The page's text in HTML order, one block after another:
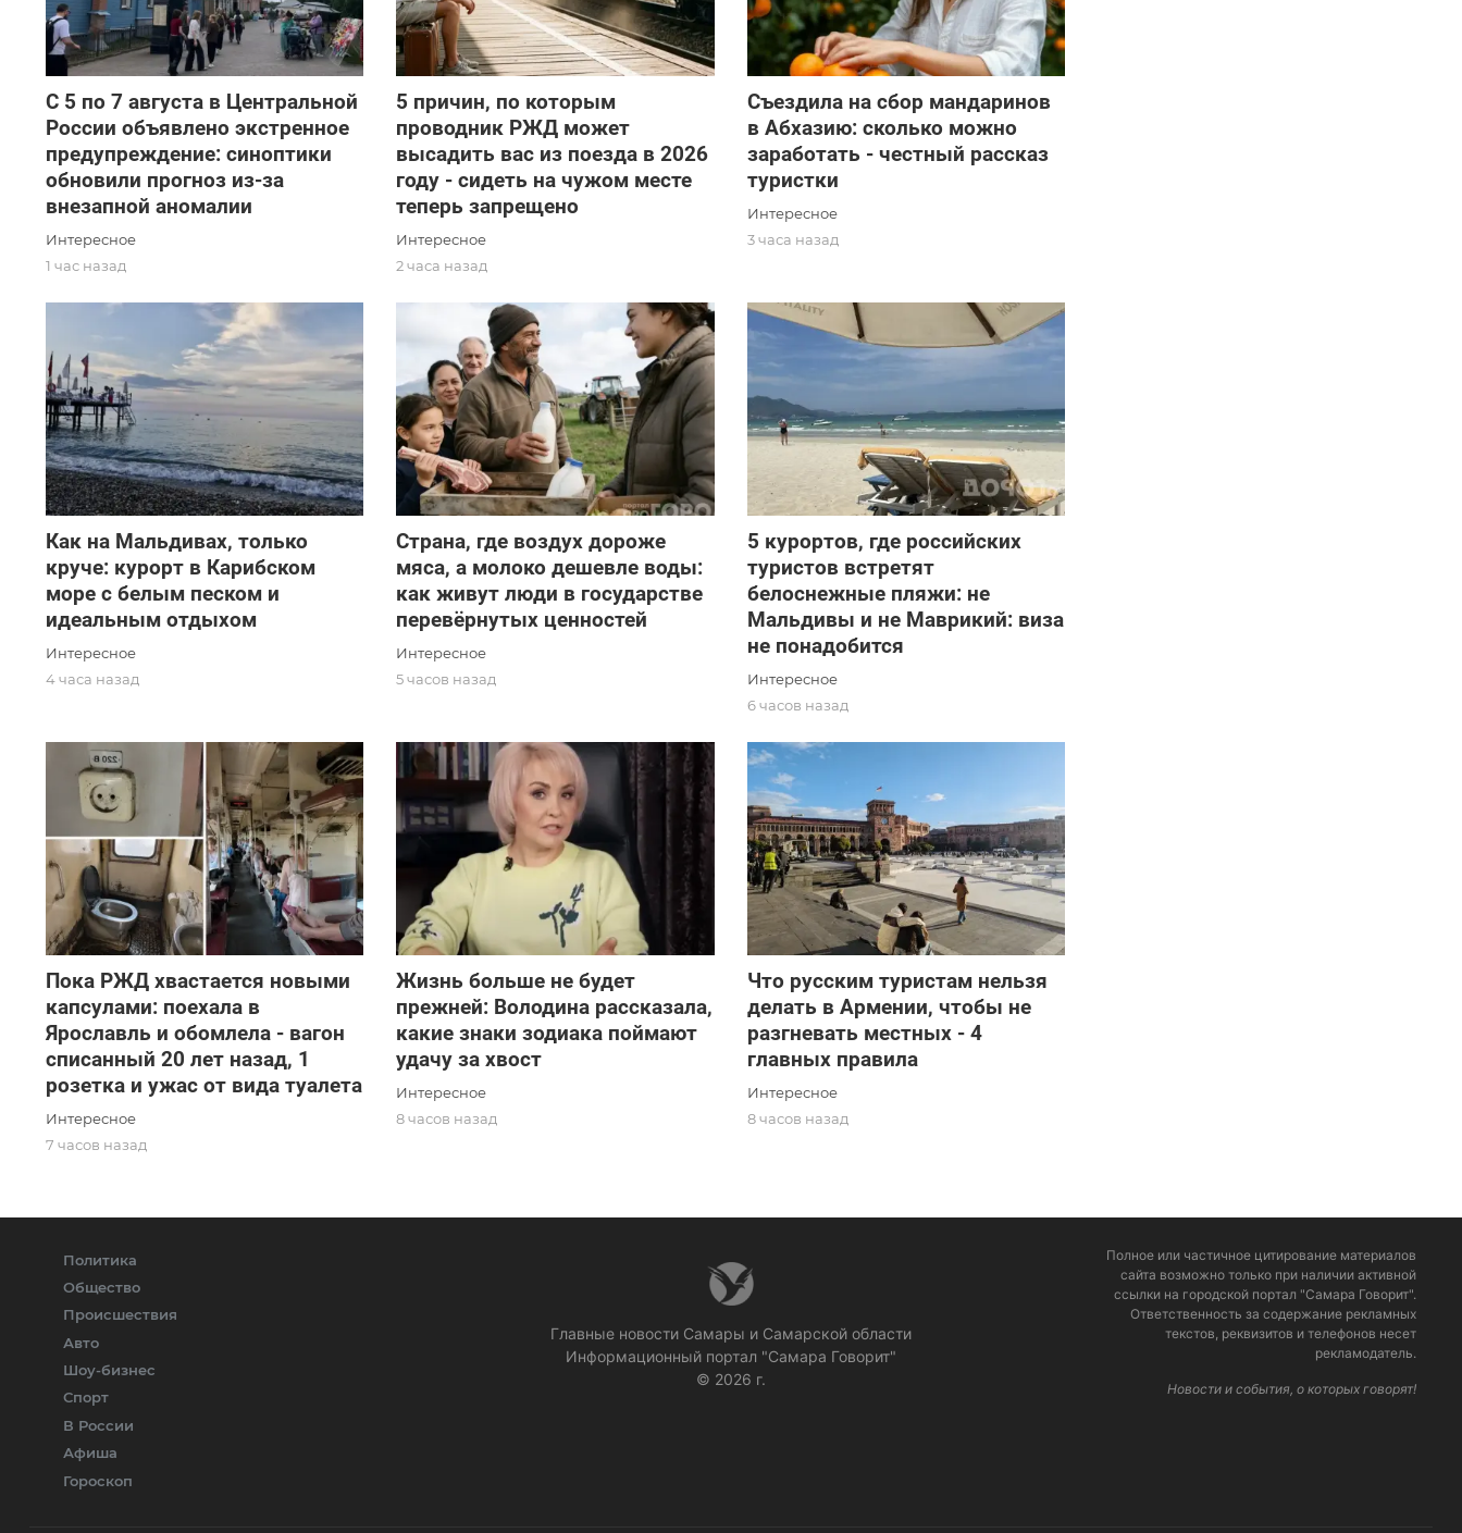
С 5 по 7 августа в Центральной
России объявлено экстренное
предупреждение: синоптики
обновили прогноз из-за
внезапной аномалии
Интересное
1 час назад
5 причин, по которым
проводник РЖД может
высадить вас из поезда в 2026
году - сидеть на чужом месте
теперь запрещено
Интересное
2 часа назад
Съездила на сбор мандаринов
в Абхазию: сколько можно
заработать - честный рассказ
туристки
Интересное
3 часа назад
Как на Мальдивах, только
круче: курорт в Карибском
море с белым песком и
идеальным отдыхом
Интересное
4 часа назад
Страна, где воздух дороже
мяса, а молоко дешевле воды:
как живут люди в государстве
перевёрнутых ценностей
Интересное
5 часов назад
5 курортов, где российских
туристов встретят
белоснежные пляжи: не
Мальдивы и не Маврикий: виза
не понадобится
Интересное
6 часов назад
Пока РЖД хвастается новыми
капсулами: поехала в
Ярославль и обомлела - вагон
списанный 20 лет назад, 1
розетка и ужас от вида туалета
Интересное
7 часов назад
Жизнь больше не будет
прежней: Володина рассказала,
какие знаки зодиака поймают
удачу за хвост
Интересное
8 часов назад
Что русским туристам нельзя
делать в Армении, чтобы не
разгневать местных - 4
главных правила
Интересное
8 часов назад
Политика
Общество
Происшествия
Авто
Шоу-бизнес
Спорт
В России
Афиша
Гороскоп
Главные новости Самары и Самарской области
Информационный портал "Самара Говорит"
© 2026 г.
Полное или частичное цитирование материалов
сайта возможно только при наличии активной
ссылки на городской портал "Самара Говорит".
Ответственность за содержание рекламных
текстов, реквизитов и телефонов несет
рекламодатель.
Новости и события, о которых говорят!